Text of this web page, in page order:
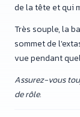
de la tête et qui
Très souple, la
sommet de
vue pendant
Assurez-vous
de rôle.